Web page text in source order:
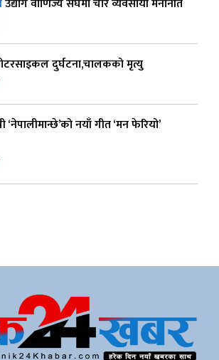
उद्योग वाणिज्य संघमा चार व्यवसायी मनोनीत
दुर्घटना,चालकको मृत्यु
‘नेपालीमान्छे’को नयाँ गीत ‘मन फेरियो’